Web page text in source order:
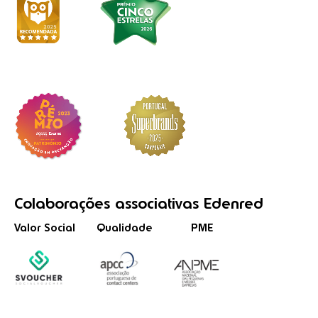
Colaborações associativas Edenred
Valor Social Qualidade PME